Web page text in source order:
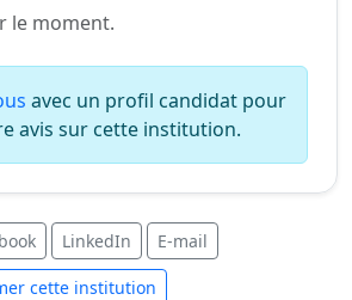
le moment.
avec un profil candidat pour
avis sur cette institution.
LinkedIn E-mail
cette institution